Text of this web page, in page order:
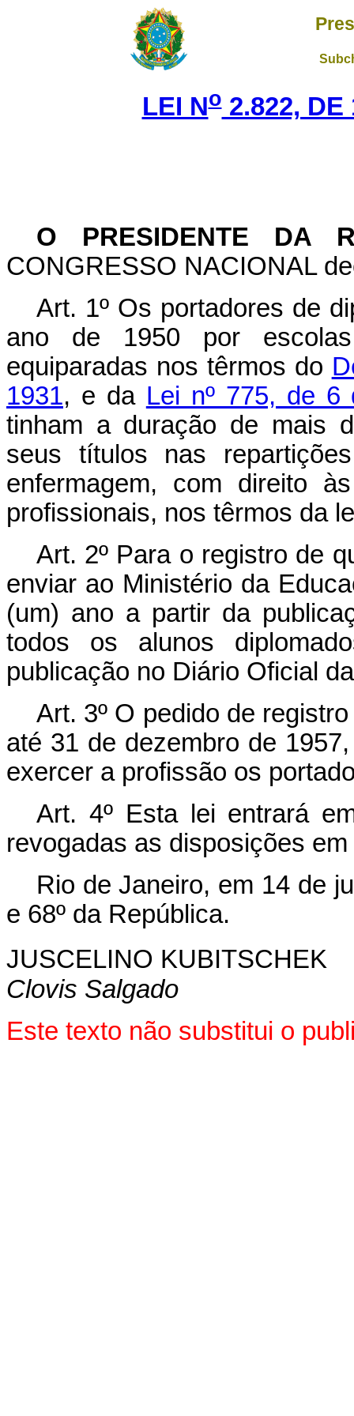
LEI No2.822, DE
O PRESIDENTE DA
CONGRESSO NACIONAL
Art. 1º Os portadores de
ano de 1950 por
equiparadas nos têrmos do
1931, e da Lei nº 775, de 6
tinham a duração de mais
seus títulos nas
enfermagem, com direito
profissionais, nos têrmos da
Art. 2º Para o registro de
enviar ao Ministério da
(um) ano a partir da
todos os alunos
publicação no Diário Oficial
Art. 3º O pedido de
até 31 de dezembro de
exercer a profissão os
Art. 4º Esta lei entrará
revogadas as disposições
Rio de Janeiro, em 14 de
e 68º da República.
JUSCELINO KUBITSCHEK
Clovis Salgado
Este texto não substitui o